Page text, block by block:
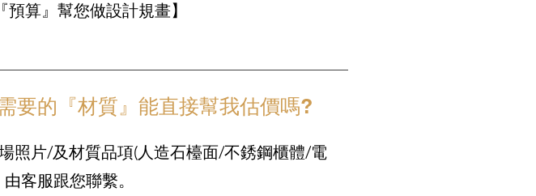
算』幫您做設計規畫】
要的『材質』能直接幫我估價嗎?
照片/及材質品項(人造石檯面/不銹鋼櫃體/電
客服跟您聯繫。